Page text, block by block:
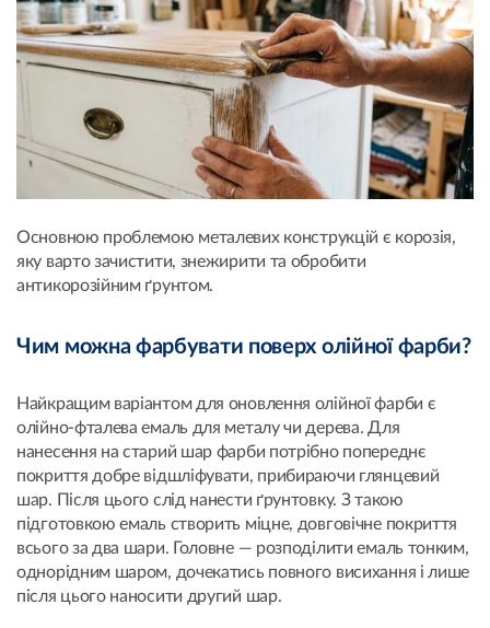
Основною проблемою металевих конструкцій є корозія,
яку варто зачистити, знежирити та обробити
антикорозійним ґрунтом.
Чим можна фарбувати поверх олійної фарби?
Найкращим варіантом для оновлення олійної фарби є
олійно-фталева емаль для металу чи дерева. Для
нанесення на старий шар фарби потрібно попереднє
покриття добре відшліфувати, прибираючи глянцевий
шар. Після цього слід нанести ґрунтовку. З такою
підготовкою емаль створить міцне, довговічне покриття
всього за два шари. Головне — розподілити емаль тонким,
однорідним шаром, дочекатись повного висихання і лише
після цього наносити другий шар.